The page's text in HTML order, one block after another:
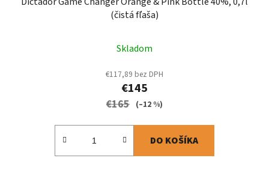
(čistá fľaša)
Skladom
€117,89 bez DPH
€145
€165 (–12 %)
DO KOŠÍKA